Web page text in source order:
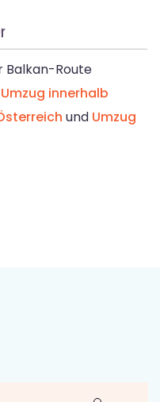
Balkan-Route
Umzug innerhalb
und Umzug